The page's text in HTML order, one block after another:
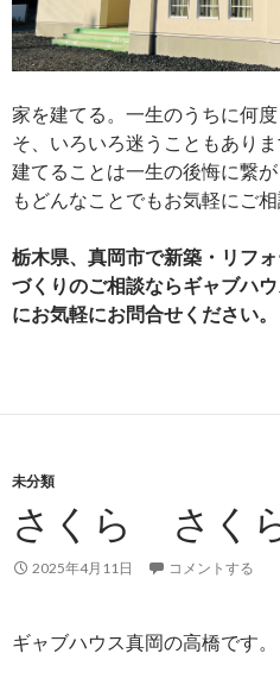
家を建てる。一生のうちに何
そ、いろいろ迷うこともあり
建てることは一生の後悔に繋
もどんなことでもお気軽にご相
栃木県、真岡市で新築・リフ
づくりのご相談ならギャブハ
にお気軽にお問合せください。
未分類
さくら さく
2025年4月11日 コメントする
ギャブハウス真岡の高橋です。